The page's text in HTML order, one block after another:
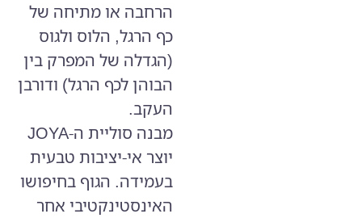
הרחבה או מתיחה של
כף הרגל, הלוס ולגוס
(הגדלה של המפרק בין
הבוהן לכף הרגל) ודורבן
העקב.
מבנה סוליית ה-JOYA
יוצר אי-יציבות טבעית
בעמידה. הגוף בחיפושו
האינסטינקטיבי אחר